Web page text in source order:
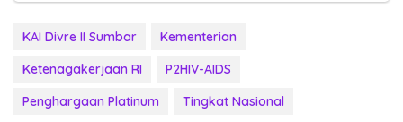
KAI Divre II Sumbar
Kementerian
Ketenagakerjaan RI
P2HIV-AIDS
Penghargaan Platinum
Tingkat Nasional